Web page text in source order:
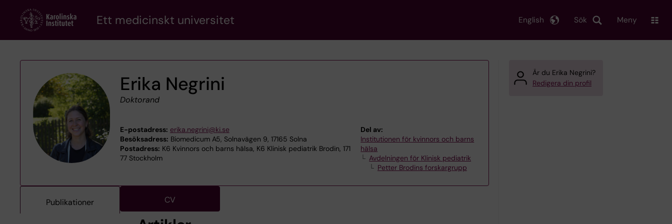
content
Ett medicinskt universitet Sök
English Meny
Erika Negrini
Doktorand
E-postadress: erika.negrini@ki.se
Besöksadress: Biomedicum A5, Solnavägen 9, 17165 Solna
Postadress: K6 Kvinnors och barns hälsa, K6 Klinisk pediatrik Brodin, 171
77 Stockholm
Del av:
Institutionen för kvinnors och barns
hälsa
Avdelningen för Klinisk pediatrik
Petter Brodins forskargrupp
Publikationer CV
Är du Erika Negrini?
Redigera din profil